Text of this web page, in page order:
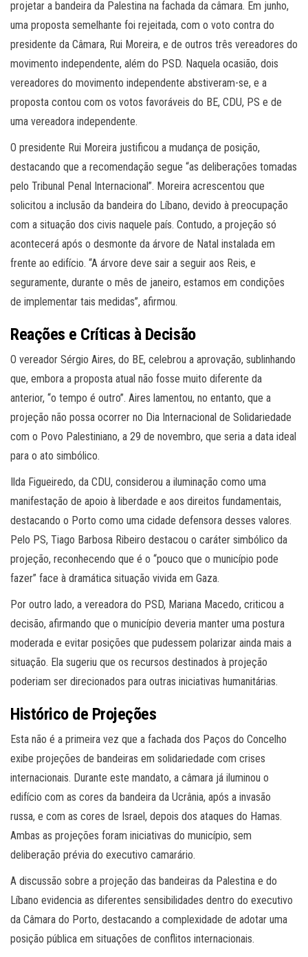
projetar a bandeira da Palestina na fachada da câmara. Em junho,
uma proposta semelhante foi rejeitada, com o voto contra do
presidente da Câmara, Rui Moreira, e de outros três vereadores do
movimento independente, além do PSD. Naquela ocasião, dois
vereadores do movimento independente abstiveram-se, e a
proposta contou com os votos favoráveis do BE, CDU, PS e de
uma vereadora independente.
O presidente Rui Moreira justificou a mudança de posição,
destacando que a recomendação segue “as deliberações tomadas
pelo Tribunal Penal Internacional”. Moreira acrescentou que
solicitou a inclusão da bandeira do Líbano, devido à preocupação
com a situação dos civis naquele país. Contudo, a projeção só
acontecerá após o desmonte da árvore de Natal instalada em
frente ao edifício. “A árvore deve sair a seguir aos Reis, e
seguramente, durante o mês de janeiro, estamos em condições
de implementar tais medidas”, afirmou.
Reações e Críticas à Decisão
O vereador Sérgio Aires, do BE, celebrou a aprovação, sublinhando
que, embora a proposta atual não fosse muito diferente da
anterior, “o tempo é outro”. Aires lamentou, no entanto, que a
projeção não possa ocorrer no Dia Internacional de Solidariedade
com o Povo Palestiniano, a 29 de novembro, que seria a data ideal
para o ato simbólico.
Ilda Figueiredo, da CDU, considerou a iluminação como uma
manifestação de apoio à liberdade e aos direitos fundamentais,
destacando o Porto como uma cidade defensora desses valores.
Pelo PS, Tiago Barbosa Ribeiro destacou o caráter simbólico da
projeção, reconhecendo que é o “pouco que o município pode
fazer” face à dramática situação vivida em Gaza.
Por outro lado, a vereadora do PSD, Mariana Macedo, criticou a
decisão, afirmando que o município deveria manter uma postura
moderada e evitar posições que pudessem polarizar ainda mais a
situação. Ela sugeriu que os recursos destinados à projeção
poderiam ser direcionados para outras iniciativas humanitárias.
Histórico de Projeções
Esta não é a primeira vez que a fachada dos Paços do Concelho
exibe projeções de bandeiras em solidariedade com crises
internacionais. Durante este mandato, a câmara já iluminou o
edifício com as cores da bandeira da Ucrânia, após a invasão
russa, e com as cores de Israel, depois dos ataques do Hamas.
Ambas as projeções foram iniciativas do município, sem
deliberação prévia do executivo camarário.
A discussão sobre a projeção das bandeiras da Palestina e do
Líbano evidencia as diferentes sensibilidades dentro do executivo
da Câmara do Porto, destacando a complexidade de adotar uma
posição pública em situações de conflitos internacionais.